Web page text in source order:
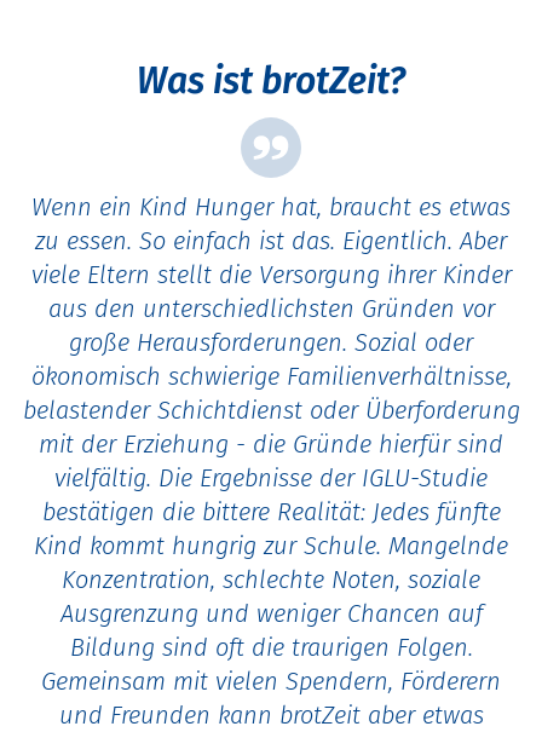
Was ist brotZeit?
Wenn ein Kind Hunger hat, braucht es etwas
zu essen. So einfach ist das. Eigentlich. Aber
viele Eltern stellt die Versorgung ihrer Kinder
aus den unterschiedlichsten Gründen vor
große Herausforderungen. Sozial oder
ökonomisch schwierige Familienverhältnisse,
belastender Schichtdienst oder Überforderung
mit der Erziehung - die Gründe hierfür sind
vielfältig. Die Ergebnisse der IGLU-Studie
bestätigen die bittere Realität: Jedes fünfte
Kind kommt hungrig zur Schule. Mangelnde
Konzentration, schlechte Noten, soziale
Ausgrenzung und weniger Chancen auf
Bildung sind oft die traurigen Folgen.
Gemeinsam mit vielen Spendern, Förderern
und Freunden kann brotZeit aber etwas